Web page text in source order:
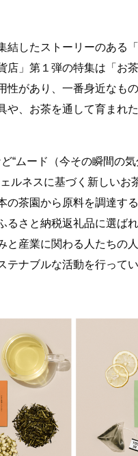
結したストーリーのある
店」第１弾の特集は「お
性があり、一番身近なも
、お茶を通して育まれ
“ムード（今その瞬間の気
ルネスに基づく新しい
の茶園から原料を調達す
るさと納税返礼品に選ば
と産業に関わる人たちの
ナブルな活動を行ってい